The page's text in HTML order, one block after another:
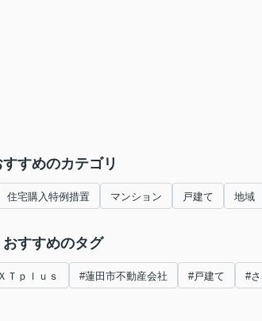
すすめのカテゴリ
住宅購入特例措置 マンション 戸建て 地域
おすすめのタグ
Ｔｐｌｕｓ #蓮田市不動産会社 #戸建て #